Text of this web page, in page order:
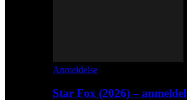
Anmeldelse
Star Fox (2026) –